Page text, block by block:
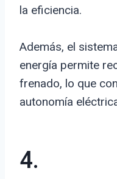
la eficiencia.
Además, el
energía permite
frenado, lo que
autonomía
4.